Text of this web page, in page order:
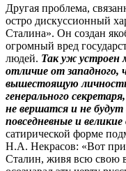
Другая проблема,
остро дискуссионный
Сталина». Он создан
огромный вред
людей. Так уж устроен
отличие от западного,
вышестоящую
генерального
не вершатся и не
повседневные и великие
сатирической форме
Н.А. Некрасов: «Вот
Сталин, живя всю свою